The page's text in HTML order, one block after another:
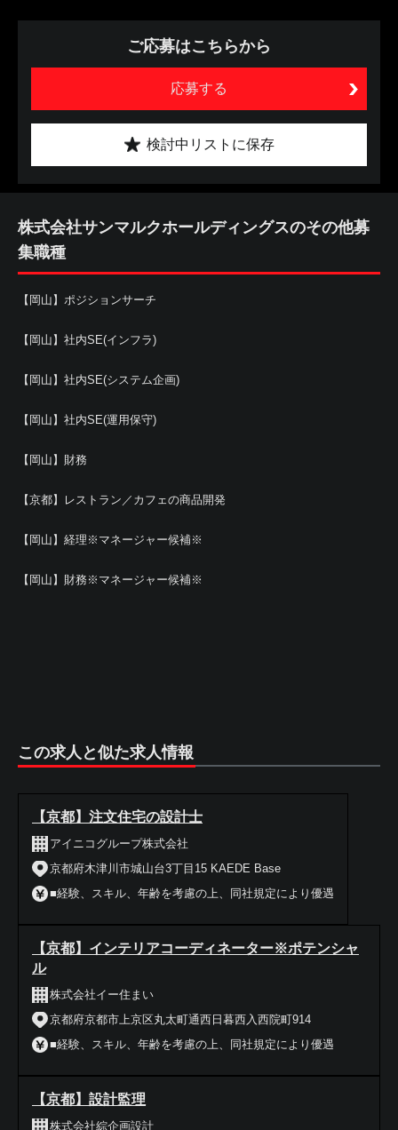
ご応募はこちらから
応募する
検討中リストに保存
株式会社サンマルクホールディングスのその他募
集職種
【岡山】ポジションサーチ
【岡山】社内SE(インフラ)
【岡山】社内SE(システム企画)
【岡山】社内SE(運用保守)
【岡山】財務
【京都】レストラン／カフェの商品開発
【岡山】経理※マネージャー候補※
【岡山】財務※マネージャー候補※
この求人と似た求人情報
【京都】注文住宅の設計士
アイニコグループ株式会社
京都府木津川市城山台3丁目15 KAEDE Base
■経験、スキル、年齢を考慮の上、同社規定により優遇
【京都】インテリアコーディネーター※ポテンシャ
ル
株式会社イー住まい
京都府京都市上京区丸太町通西日暮西入西院町914
■経験、スキル、年齢を考慮の上、同社規定により優遇
【京都】設計監理
株式会社綜企画設計